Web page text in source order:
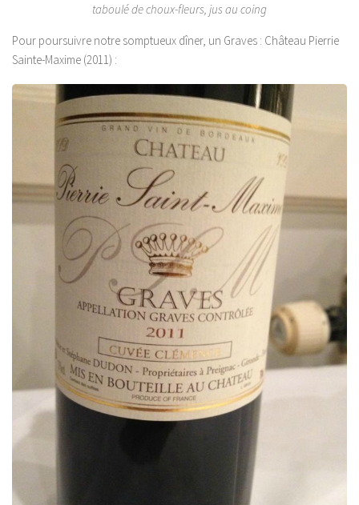
taboulé de choux-fleurs, jus au coing
Pour poursuivre notre somptueux dîner, un Graves : Château Pierrie
Sainte-Maxime (2011) :